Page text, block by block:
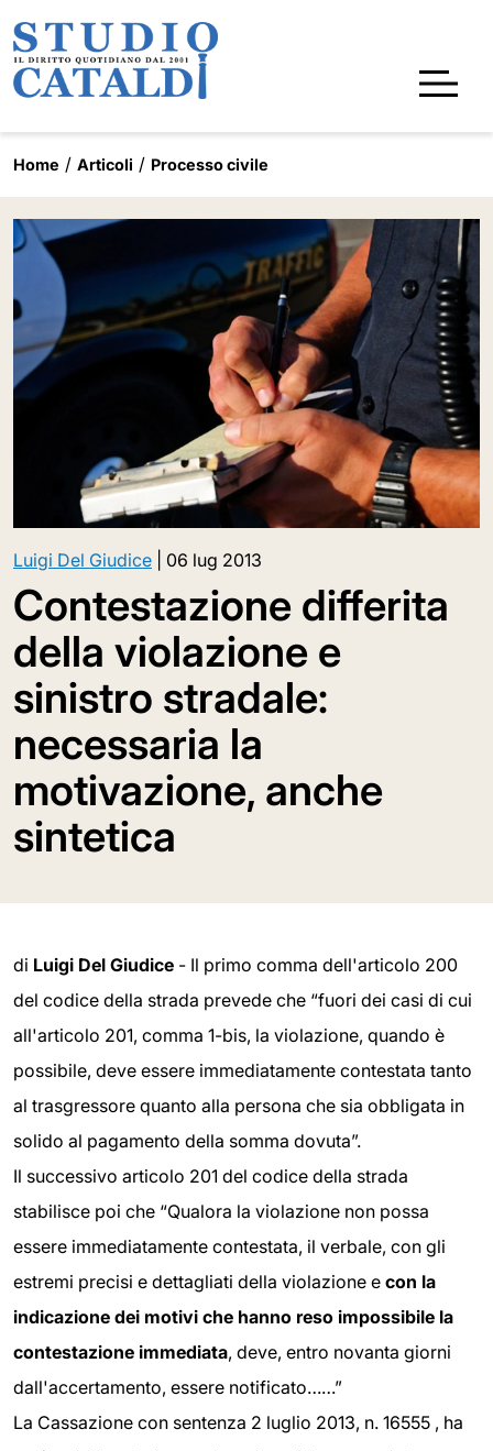
Home Articoli Processo civile
Luigi Del Giudice 06 lug 2013
Contestazione differita
della violazione e
sinistro stradale:
necessaria la
motivazione, anche
sintetica
di Luigi Del Giudice - Il primo comma dell'articolo 200
del codice della strada prevede che “fuori dei casi di cui
all'articolo 201, comma 1-bis, la violazione, quando è
possibile, deve essere immediatamente contestata tanto
al trasgressore quanto alla persona che sia obbligata in
solido al pagamento della somma dovuta”.
Il successivo articolo 201 del codice della strada
stabilisce poi che “Qualora la violazione non possa
essere immediatamente contestata, il verbale, con gli
estremi precisi e dettagliati della violazione e con la
indicazione dei motivi che hanno reso impossibile la
contestazione immediata, deve, entro novanta giorni
dall'accertamento, essere notificato……”
La Cassazione con sentenza 2 luglio 2013, n. 16555 , ha